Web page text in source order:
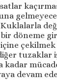
döneme
çekilmek
tuzaklar
kadar
devam